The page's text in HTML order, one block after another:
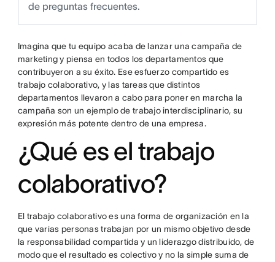
de preguntas frecuentes.
Imagina que tu equipo acaba de lanzar una campaña de
marketing y piensa en todos los departamentos que
contribuyeron a su éxito. Ese esfuerzo compartido es
trabajo colaborativo, y las tareas que distintos
departamentos llevaron a cabo para poner en marcha la
campaña son un ejemplo de trabajo interdisciplinario, su
expresión más potente dentro de una empresa.
¿Qué es el trabajo
colaborativo?
El trabajo colaborativo es una forma de organización en la
que varias personas trabajan por un mismo objetivo desde
la responsabilidad compartida y un liderazgo distribuido, de
modo que el resultado es colectivo y no la simple suma de